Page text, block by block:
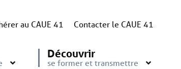
au CAUE 41 Contacter le CAUE 41
Découvrir
se former et transmettre